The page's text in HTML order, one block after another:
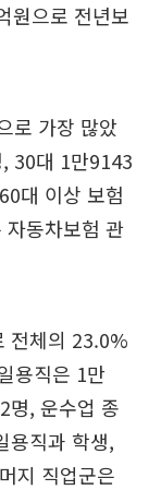
원으로 전년보
로 가장 많았
30대 1만9143
대 이상 보험
동차보험 관
전체의 23.0%
용직은 1만
명, 운수업 종
용직과 학생,
지 직업군은